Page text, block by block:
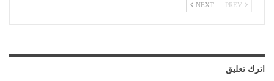
NEXT
اترك تعليق